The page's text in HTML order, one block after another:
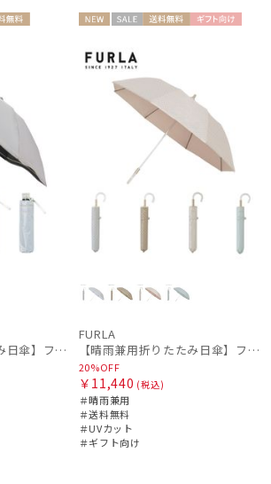
【晴雨兼用折りたたみ日傘】フルラ (FURLA) ジッパー刺繍 遮光100 UV100 軽量
ル
WOME
N
FURLA
【晴雨兼用折りたたみ日傘】フルラ (FURLA) パールリボンジャガード 遮光99.99 遮熱 UV99.99
20%OFF
￥11,440 (税込)
＃晴雨兼用
＃送料無料
＃UVカット
＃ギフト向け